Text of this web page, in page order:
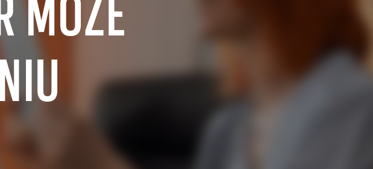
Public
SAP
Strategiczny HR
MOŻE